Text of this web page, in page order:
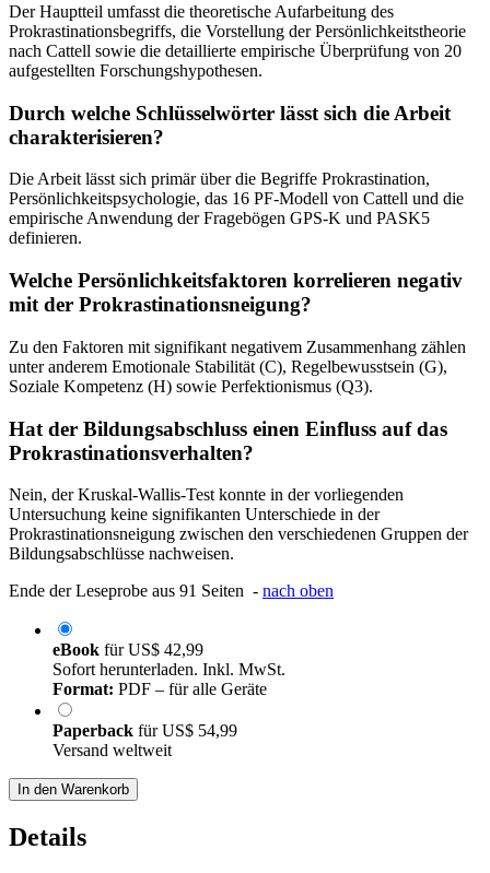
Der Hauptteil umfasst die theoretische Aufarbeitung des
Prokrastinationsbegriffs, die Vorstellung der Persönlichkeitstheorie
nach Cattell sowie die detaillierte empirische Überprüfung von 20
aufgestellten Forschungshypothesen.
Durch welche Schlüsselwörter lässt sich die Arbeit
charakterisieren?
Die Arbeit lässt sich primär über die Begriffe Prokrastination,
Persönlichkeitspsychologie, das 16 PF-Modell von Cattell und die
empirische Anwendung der Fragebögen GPS-K und PASK5
definieren.
Welche Persönlichkeitsfaktoren korrelieren negativ
mit der Prokrastinationsneigung?
Zu den Faktoren mit signifikant negativem Zusammenhang zählen
unter anderem Emotionale Stabilität (C), Regelbewusstsein (G),
Soziale Kompetenz (H) sowie Perfektionismus (Q3).
Hat der Bildungsabschluss einen Einfluss auf das
Prokrastinationsverhalten?
Nein, der Kruskal-Wallis-Test konnte in der vorliegenden
Untersuchung keine signifikanten Unterschiede in der
Prokrastinationsneigung zwischen den verschiedenen Gruppen der
Bildungsabschlüsse nachweisen.
Ende der Leseprobe aus 91 Seiten - nach oben
eBook fürUS$ 42,99
Sofort herunterladen. Inkl. MwSt.
Format: PDF – für alle Geräte
Paperback fürUS$ 54,99
Versand weltweit
In den Warenkorb
Details